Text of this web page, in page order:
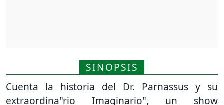
SINOPSIS
Cuenta la historia del Dr. Parnassus y su
extraordina"rio Imaginario", un show